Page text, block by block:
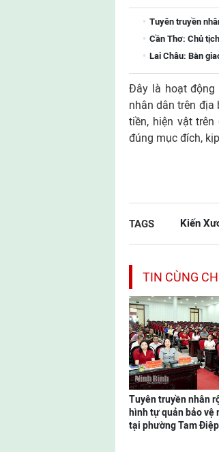
Tuyên truyền
Cần Thơ: Chủ
Lai Châu: Bàn
Đây là hoạt động
nhân dân trên địa
tiền, hiện vật
đúng mục đích,
TAGS Kiến
TIN CÙNG
Tuyên truyền nhân
hình tự quản bảo vệ
tại phường Tam Điệp